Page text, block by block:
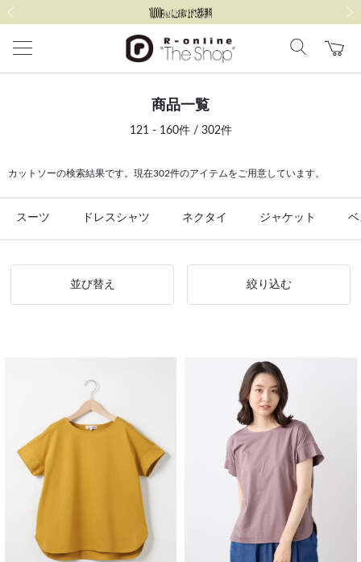
商品一覧
121 - 160件 / 302件
カットソーの検索結果です。現在302件のアイテムをご用意しています。
スーツ ドレスシャツ ネクタイ ジャケット
並び替え 絞り込む